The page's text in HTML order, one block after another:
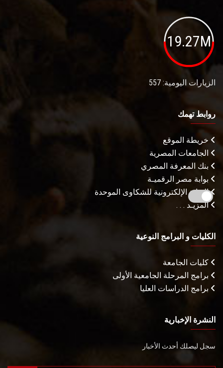
19.27M
الزيارات اليومية: 557
روابط تهمك
خريطة الموقع
الجامعات المصرية
بنك المعرفة المصري
بوابة مصر الرقميـة
البوابة الإلكترونية للشكاوى الموحدة
المزيـد . . .
الكليات و البرامج النوعية
كليات الجامعة
برامج المرحلة الجامعية الأولى
برامج الدراسات العليا
النشرة الإخبارية
سجل ليصلك أحدث الأخبار